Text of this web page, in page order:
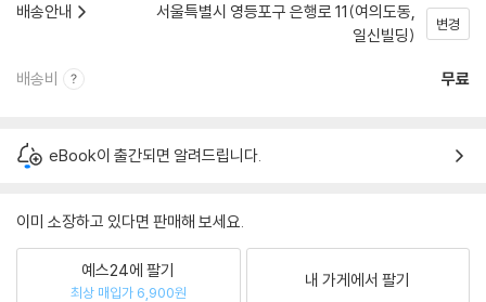
배송안내
서울특별시 영등포구 은행로 11(여의도동,
일신빌딩)
변경
배송비 무료
eBook이 출간되면 알려드립니다.
이미 소장하고 있다면 판매해 보세요.
예스24에 팔기
최상 매입가 6,900원
내 가게에서 팔기